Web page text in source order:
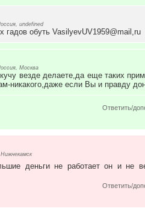
undefined
гадов обуть VasilyevUV1959@mail,ru
Москва
везде делаете,да еще таких
никакого,даже если Вы и правду
Ответить/
деньги не работает он и не
Ответить/